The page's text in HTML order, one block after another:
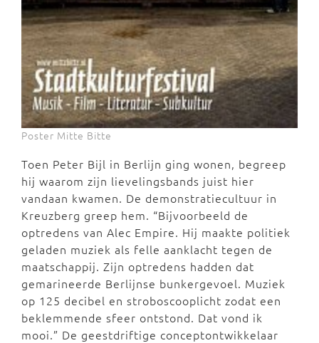
Poster Mitte Bitte
Toen Peter Bijl in Berlijn ging wonen, begreep
hij waarom zijn lievelingsbands juist hier
vandaan kwamen. De demonstratiecultuur in
Kreuzberg greep hem. “Bijvoorbeeld de
optredens van Alec Empire. Hij maakte politiek
geladen muziek als felle aanklacht tegen de
maatschappij. Zijn optredens hadden dat
gemarineerde Berlijnse bunkergevoel. Muziek
op 125 decibel en stroboscooplicht zodat een
beklemmende sfeer ontstond. Dat vond ik
mooi.” De geestdriftige conceptontwikkelaar